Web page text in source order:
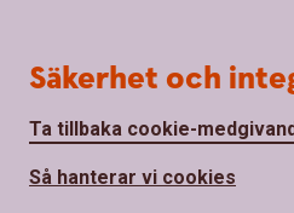
Säkerhet och
Ta tillbaka cookie-
Så hanterar vi cookies